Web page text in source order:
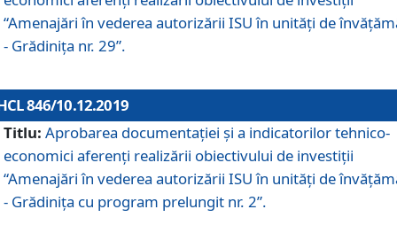
“Amenajări în vederea autorizării ISU în unități de
- Grădinița nr. 29”.
846/10.12.2019
Titlu: Aprobarea documentației și a indicatorilor tehnico-
economici aferenți realizării obiectivului de investiții
“Amenajări în vederea autorizării ISU în unități de
- Grădinița cu program prelungit nr. 2”.